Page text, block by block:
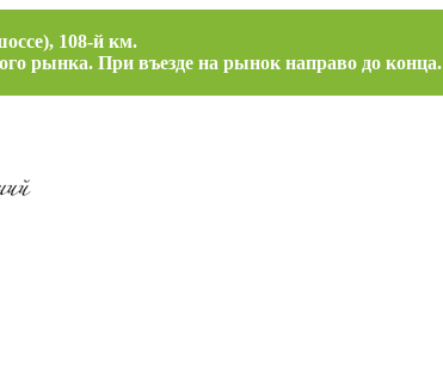
108-й км.
рынка. При въезде на рынок направо до конца.